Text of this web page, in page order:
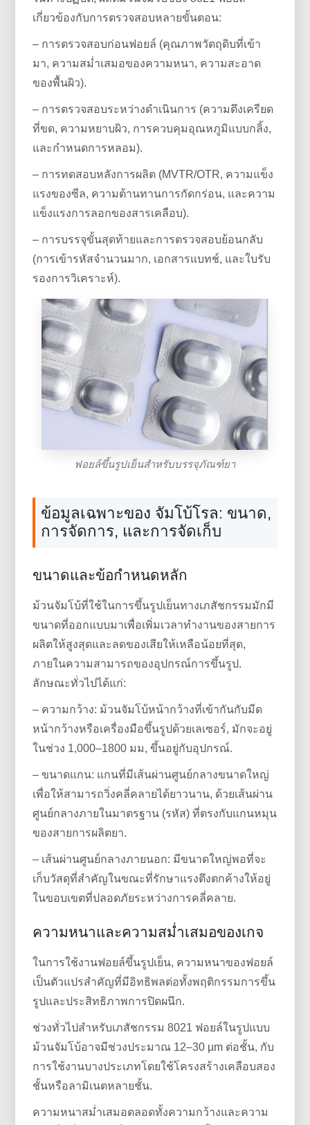
เกี่ยวข้องกับการตรวจสอบหลายขั้นตอน:
– การตรวจสอบก่อนฟอยล์ (คุณภาพวัตถุดิบที่เข้า
มา, ความสม่ำเสมอของความหนา, ความสะอาด
ของพื้นผิว).
– การตรวจสอบระหว่างดำเนินการ (ความตึงเครียด
ที่ขด, ความหยาบผิว, การควบคุมอุณหภูมิแบบกลิ้ง,
และกำหนดการหลอม).
– การทดสอบหลังการผลิต (MVTR/OTR, ความแข็ง
แรงของซีล, ความต้านทานการกัดกร่อน, และความ
แข็งแรงการลอกของสารเคลือบ).
– การบรรจุขั้นสุดท้ายและการตรวจสอบย้อนกลับ
(การเข้ารหัสจำนวนมาก, เอกสารแบทช์, และใบรับ
รองการวิเคราะห์).
ฟอยล์ขึ้นรูปเย็นสำหรับบรรจุภัณฑ์ยา
ข้อมูลเฉพาะของ จัมโบ้โรล: ขนาด,
การจัดการ, และการจัดเก็บ
ขนาดและข้อกำหนดหลัก
ม้วนจัมโบ้ที่ใช้ในการขึ้นรูปเย็นทางเภสัชกรรมมักมี
ขนาดที่ออกแบบมาเพื่อเพิ่มเวลาทำงานของสายการ
ผลิตให้สูงสุดและลดของเสียให้เหลือน้อยที่สุด,
ภายในความสามารถของอุปกรณ์การขึ้นรูป.
ลักษณะทั่วไปได้แก่:
– ความกว้าง: ม้วนจัมโบ้หน้ากว้างที่เข้ากันกับมีด
หน้ากว้างหรือเครื่องมือขึ้นรูปด้วยเลเซอร์, มักจะอยู่
ในช่วง 1,000–1800 มม, ขึ้นอยู่กับอุปกรณ์.
– ขนาดแกน: แกนที่มีเส้นผ่านศูนย์กลางขนาดใหญ่
เพื่อให้สามารถวิ่งคลี่คลายได้ยาวนาน, ด้วยเส้นผ่าน
ศูนย์กลางภายในมาตรฐาน (รหัส) ที่ตรงกับแกนหมุน
ของสายการผลิตยา.
– เส้นผ่านศูนย์กลางภายนอก: มีขนาดใหญ่พอที่จะ
เก็บวัสดุที่สำคัญในขณะที่รักษาแรงตึงตกค้างให้อยู่
ในขอบเขตที่ปลอดภัยระหว่างการคลี่คลาย.
ความหนาและความสม่ำเสมอของเกจ
ในการใช้งานฟอยล์ขึ้นรูปเย็น, ความหนาของฟอยล์
เป็นตัวแปรสำคัญที่มีอิทธิพลต่อทั้งพฤติกรรมการขึ้น
รูปและประสิทธิภาพการปิดผนึก.
ช่วงทั่วไปสำหรับเภสัชกรรม 8021 ฟอยล์ในรูปแบบ
ม้วนจัมโบ้อาจมีช่วงประมาณ 12–30 µm ต่อชั้น, กับ
การใช้งานบางประเภทโดยใช้โครงสร้างเคลือบสอง
ชั้นหรือลามิเนตหลายชั้น.
ความหนาสม่ำเสมอตลอดทั้งความกว้างและความ